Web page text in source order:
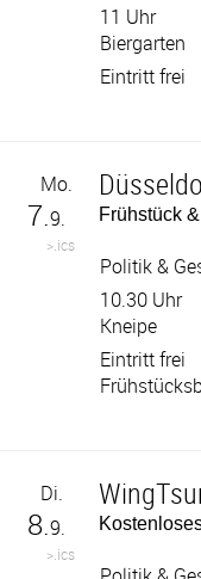
11 Uhr
Biergarten
Eintritt frei
Mo.
7.9.
>.ics
Frühstück
Politik &
10.30 Uhr
Kneipe
Eintritt frei
Di.
8.9.
>.ics